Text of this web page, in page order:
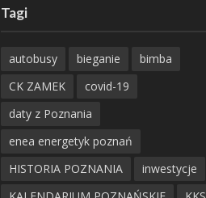
Tagi
autobusy bieganie
bimba
CK ZAMEK
covid-19
daty z Poznania
enea energetyk poznań
HISTORIA POZNANIA
inwestycje